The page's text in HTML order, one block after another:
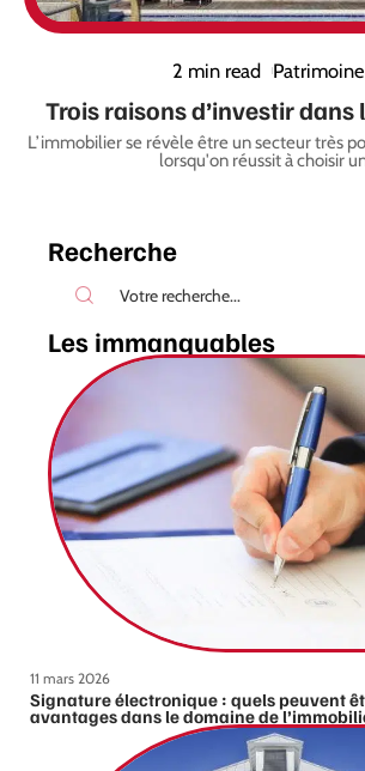
2 min read Patrimoine
Trois raisons d’investir dans
L’immobilier se révèle être un secteur très
lorsqu'on réussit à choisir
Recherche
Les immanquables
11 mars 2026
Signature électronique : quels peuvent
avantages dans le domaine de